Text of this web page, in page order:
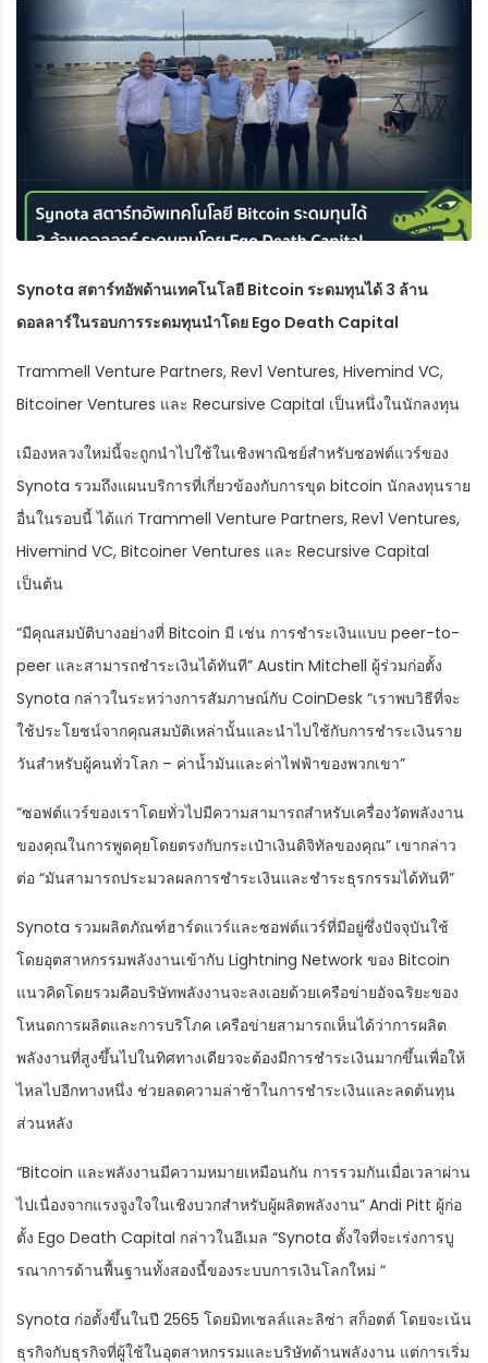
Synota สตาร์ทอัพด้านเทคโนโลยี Bitcoin ระดมทุนได้ 3 ล้าน
ดอลลาร์ในรอบการระดมทุนนำโดย Ego Death Capital
Trammell Venture Partners, Rev1 Ventures, Hivemind VC,
Bitcoiner Ventures และ Recursive Capital เป็นหนึ่งในนักลงทุน
เมืองหลวงใหม่นี้จะถูกนำไปใช้ในเชิงพาณิชย์สำหรับซอฟต์แวร์ของ
Synota รวมถึงแผนบริการที่เกี่ยวข้องกับการขุด bitcoin นักลงทุนราย
อื่นในรอบนี้ ได้แก่ Trammell Venture Partners, Rev1 Ventures,
Hivemind VC, Bitcoiner Ventures และ Recursive Capital
เป็นต้น
“มีคุณสมบัติบางอย่างที่ Bitcoin มี เช่น การชำระเงินแบบ peer-to-
peer และสามารถชำระเงินได้ทันที” Austin Mitchell ผู้ร่วมก่อตั้ง
Synota กล่าวในระหว่างการสัมภาษณ์กับ CoinDesk “เราพบวิธีที่จะ
ใช้ประโยชน์จากคุณสมบัติเหล่านั้นและนำไปใช้กับการชำระเงินราย
วันสำหรับผู้คนทั่วโลก – ค่าน้ำมันและค่าไฟฟ้าของพวกเขา”
“ซอฟต์แวร์ของเราโดยทั่วไปมีความสามารถสำหรับเครื่องวัดพลังงาน
ของคุณในการพูดคุยโดยตรงกับกระเป๋าเงินดิจิทัลของคุณ” เขากล่าว
ต่อ “มันสามารถประมวลผลการชำระเงินและชำระธุรกรรมได้ทันที”
Synota รวมผลิตภัณฑ์ฮาร์ดแวร์และซอฟต์แวร์ที่มีอยู่ซึ่งปัจจุบันใช้
โดยอุตสาหกรรมพลังงานเข้ากับ Lightning Network ของ Bitcoin
แนวคิดโดยรวมคือบริษัทพลังงานจะลงเอยด้วยเครือข่ายอัจฉริยะของ
โหนดการผลิตและการบริโภค เครือข่ายสามารถเห็นได้ว่าการผลิต
พลังงานที่สูงขึ้นไปในทิศทางเดียวจะต้องมีการชำระเงินมากขึ้นเพื่อให้
ไหลไปอีกทางหนึ่ง ช่วยลดความล่าช้าในการชำระเงินและลดต้นทุน
ส่วนหลัง
“Bitcoin และพลังงานมีความหมายเหมือนกัน การรวมกันเมื่อเวลาผ่าน
ไปเนื่องจากแรงจูงใจในเชิงบวกสำหรับผู้ผลิตพลังงาน” Andi Pitt ผู้ก่อ
ตั้ง Ego Death Capital กล่าวในอีเมล “Synota ตั้งใจที่จะเร่งการบู
รณาการด้านพื้นฐานทั้งสองนี้ของระบบการเงินโลกใหม่ “
Synota ก่อตั้งขึ้นในปี 2565 โดยมิทเชลล์และลิซ่า สก็อตต์ โดยจะเน้น
ธุรกิจกับธุรกิจที่ผู้ใช้ในอุตสาหกรรมและบริษัทด้านพลังงาน แต่การเริ่ม